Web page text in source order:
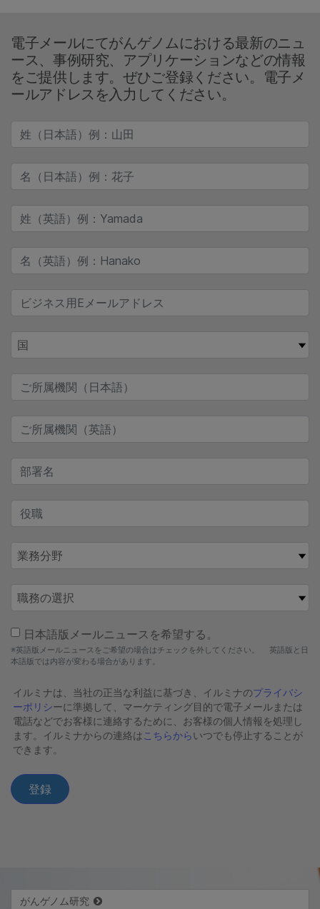
電子メールにてがんゲノムにおける最新のニュ
ース、事例研究、アプリケーションなどの情報
をご提供します。ぜひご登録ください。電子メ
ールアドレスを入力してください。
がんゲノム研究